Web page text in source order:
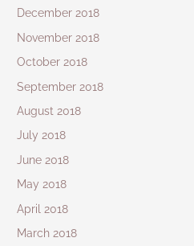
December 2018
November 2018
October 2018
September 2018
August 2018
July 2018
June 2018
May 2018
April 2018
March 2018